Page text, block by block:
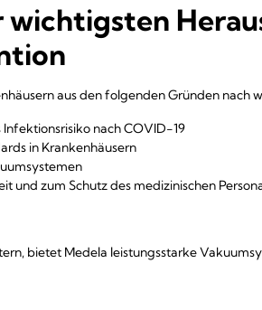
aus den folgenden Gründen nach
nach COVID-19
in Krankenhäusern
und zum Schutz des medizinischen
bietet Medela leistungsstarke